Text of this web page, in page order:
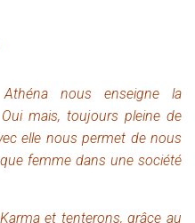
Athéna nous enseigne la
Oui mais, toujours pleine de
elle nous permet de nous
femme dans une société
et tenterons, grâce au